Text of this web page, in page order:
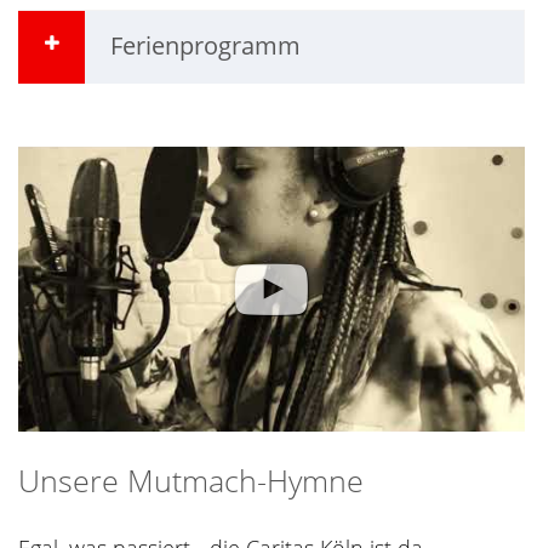
Ferienprogramm
Unsere Mutmach-Hymne